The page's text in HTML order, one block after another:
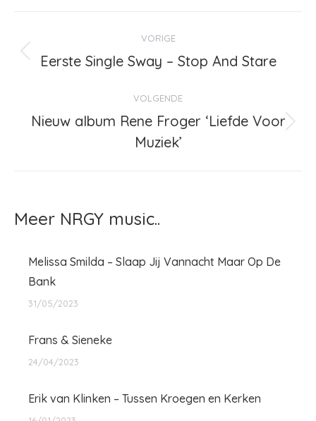
navigatie
VORIGE
Vorig
Eerste Single Sway – Stop And Stare
VOLGENDE
Volgend
bericht
Nieuw album Rene Froger ‘Liefde Voor
Muziek’
Meer NRGY music..
Melissa Smilda – Slaap Jij Vannacht Maar Op De
Bank
31/05/2023
Frans & Sieneke
24/04/2023
Erik van Klinken – Tussen Kroegen en Kerken